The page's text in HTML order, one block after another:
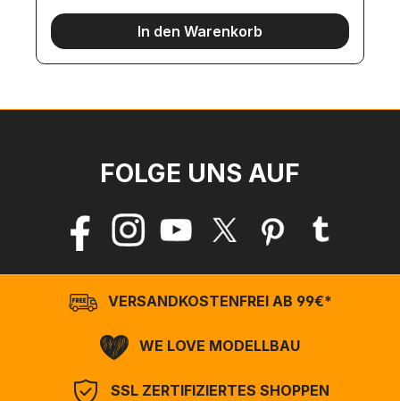
In den Warenkorb
FOLGE UNS AUF
VERSANDKOSTENFREI AB 99€*
WE LOVE MODELLBAU
SSL ZERTIFIZIERTES SHOPPEN